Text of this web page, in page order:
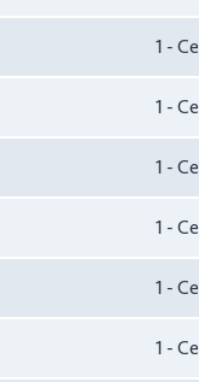
1 -
1 -
1 -
1 -
1 -
1 -